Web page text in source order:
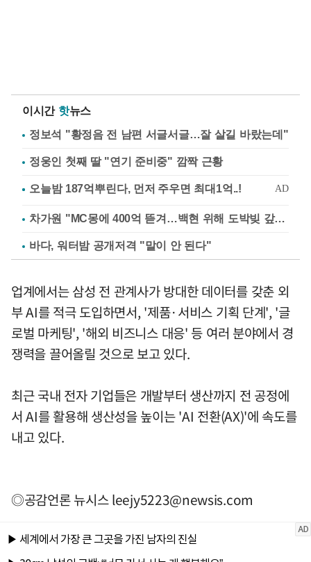
이시간 핫뉴스
정보석 "황정음 전 남편 서글서글…잘 살길 바랐는데"
정웅인 첫째 딸 "연기 준비중" 깜짝 근황
차가원 "MC몽에 400억 뜯겨…백현 위해 도박빚 갚아줘"
바다, 워터밤 공개저격 "말이 안 된다"
업계에서는 삼성 전 관계사가 방대한 데이터를 갖춘 외
부 AI를 적극 도입하면서, '제품·서비스 기획 단계', '글
로벌 마케팅', '해외 비즈니스 대응' 등 여러 분야에서 경
쟁력을 끌어올릴 것으로 보고 있다.
최근 국내 전자 기업들은 개발부터 생산까지 전 공정에
서 AI를 활용해 생산성을 높이는 'AI 전환(AX)'에 속도를
내고 있다.
◎공감언론 뉴시스leejy5223@newsis.com